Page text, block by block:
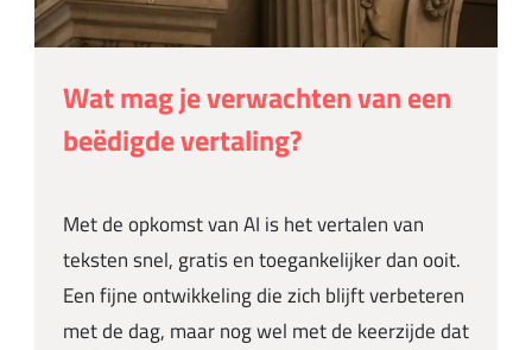
Wat mag je verwachten van een
beëdigde vertaling?
Met de opkomst van AI is het vertalen van
teksten snel, gratis en toegankelijker dan ooit.
Een fijne ontwikkeling die zich blijft verbeteren
met de dag, maar nog wel met de keerzijde dat